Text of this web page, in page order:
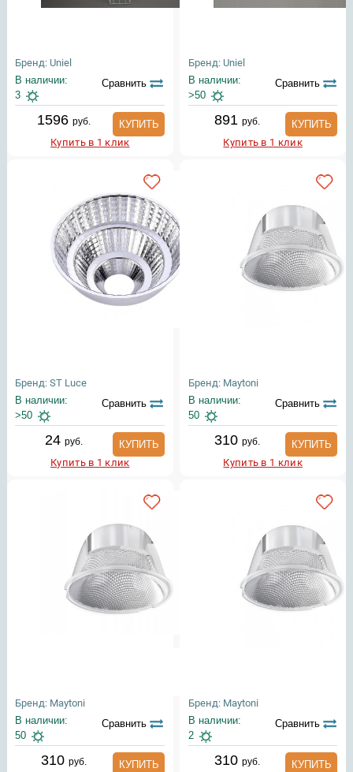
Бренд: Uniel
В наличии:
3
Сравнить
1596руб.
КУПИТЬ
Купить в 1 клик
Бренд: Uniel
В наличии:
>50
Сравнить
891 руб.
КУПИТЬ
Купить в 1 клик
Бренд: ST Luce
В наличии:
>50
Сравнить
24руб.
КУПИТЬ
Купить в 1 клик
Бренд: Maytoni
В наличии:
50
Сравнить
310 руб.
КУПИТЬ
Купить в 1 клик
Бренд: Maytoni
В наличии:
50
Сравнить
310руб. КУПИТЬ
Бренд: Maytoni
В наличии:
2
Сравнить
310 руб. КУПИТЬ